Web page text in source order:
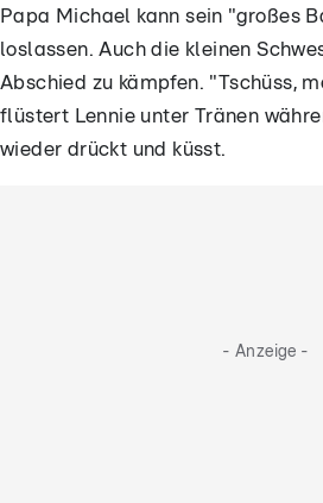
Papa Michael kann sein "großes
loslassen. Auch die kleinen
Abschied zu kämpfen. "Tschüss,
flüstert Lennie unter Tränen
wieder drückt und küsst.
- Anzeige -